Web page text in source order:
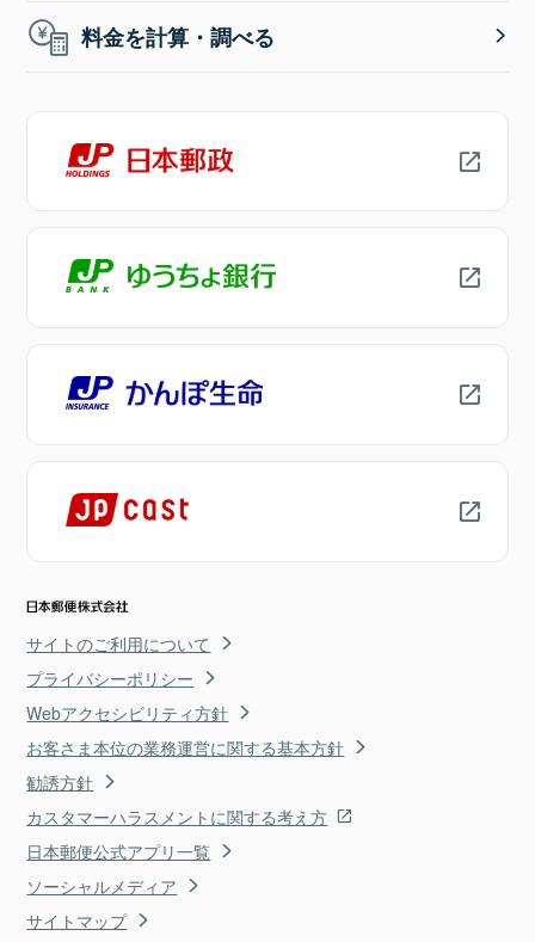
料金を計算・調べる
サイトのご利用について
プライバシーポリシー
Webアクセシビリティ方針
お客さま本位の業務運営に関する基本方針
勧誘方針
カスタマーハラスメントに関する考え方
日本郵便公式アプリ一覧
ソーシャルメディア
サイトマップ